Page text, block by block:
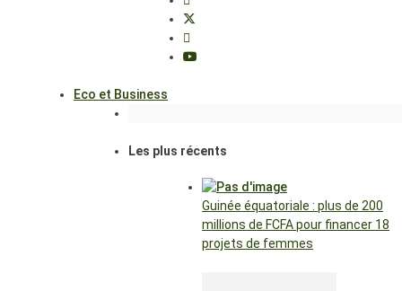
Eco et Business
Les plus récents
Guinée équatoriale : plus de 200
millions de FCFA pour financer 18
projets de femmes